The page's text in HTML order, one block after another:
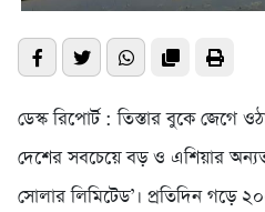
ডেস্ক রিপোর্ট : তিস্তার বুকে জেগে
দেশের সবচেয়ে বড় ও এশিয়ার
সোলার লিমিটেড’। প্রতিদিন গড়ে